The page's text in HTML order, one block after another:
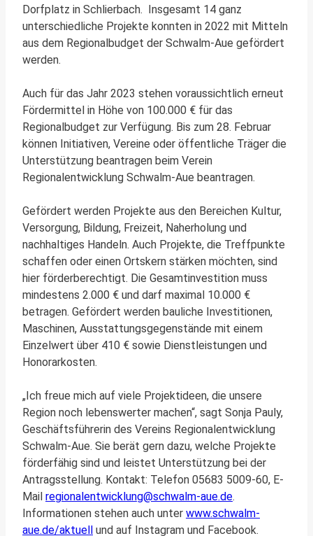
Dorfplatz in Schlierbach. Insgesamt 14 ganz
unterschiedliche Projekte konnten in 2022 mit Mitteln
aus dem Regionalbudget der Schwalm-Aue gefördert
werden.
Auch für das Jahr 2023 stehen voraussichtlich erneut
Fördermittel in Höhe von 100.000 € für das
Regionalbudget zur Verfügung. Bis zum 28. Februar
können Initiativen, Vereine oder öffentliche Träger die
Unterstützung beantragen beim Verein
Regionalentwicklung Schwalm-Aue beantragen.
Gefördert werden Projekte aus den Bereichen Kultur,
Versorgung, Bildung, Freizeit, Naherholung und
nachhaltiges Handeln. Auch Projekte, die Treffpunkte
schaffen oder einen Ortskern stärken möchten, sind
hier förderberechtigt. Die Gesamtinvestition muss
mindestens 2.000 € und darf maximal 10.000 €
betragen. Gefördert werden bauliche Investitionen,
Maschinen, Ausstattungsgegenstände mit einem
Einzelwert über 410 € sowie Dienstleistungen und
Honorarkosten.
„Ich freue mich auf viele Projektideen, die unsere
Region noch lebenswerter machen“, sagt Sonja Pauly,
Geschäftsführerin des Vereins Regionalentwicklung
Schwalm-Aue. Sie berät gern dazu, welche Projekte
förderfähig sind und leistet Unterstützung bei der
Antragsstellung. Kontakt: Telefon 05683 5009-60, E-
Mail regionalentwicklung@schwalm-aue.de.
Informationen stehen auch unter www.schwalm-
aue.de/aktuell und auf Instagram und Facebook.